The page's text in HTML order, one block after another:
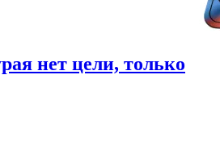
нет цели, только